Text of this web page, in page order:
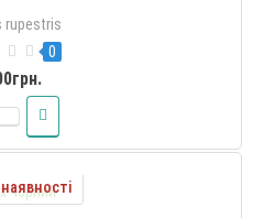
rupestris
0